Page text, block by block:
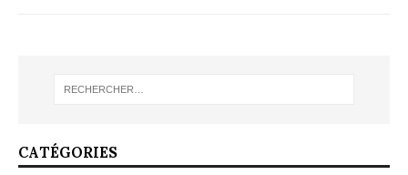
CATÉGORIES